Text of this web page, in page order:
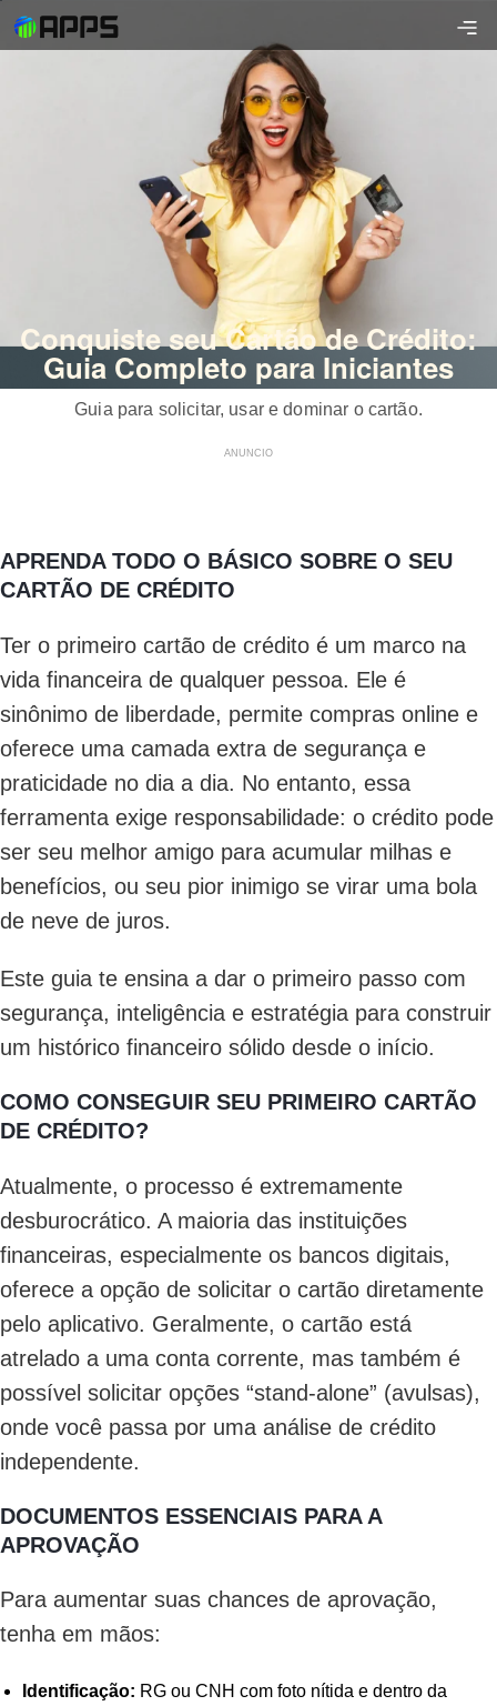
Conquiste seu Cartão de Crédito:
Guia Completo para Iniciantes
Guia para solicitar, usar e dominar o cartão.
ANUNCIO
APRENDA TODO O BÁSICO SOBRE O SEU
CARTÃO DE CRÉDITO
Ter o primeiro cartão de crédito é um marco na
vida financeira de qualquer pessoa. Ele é
sinônimo de liberdade, permite compras online e
oferece uma camada extra de segurança e
praticidade no dia a dia. No entanto, essa
ferramenta exige responsabilidade: o crédito pode
ser seu melhor amigo para acumular milhas e
benefícios, ou seu pior inimigo se virar uma bola
de neve de juros.
Este guia te ensina a dar o primeiro passo com
segurança, inteligência e estratégia para construir
um histórico financeiro sólido desde o início.
COMO CONSEGUIR SEU PRIMEIRO CARTÃO
DE CRÉDITO?
Atualmente, o processo é extremamente
desburocrático. A maioria das instituições
financeiras, especialmente os bancos digitais,
oferece a opção de solicitar o cartão diretamente
pelo aplicativo. Geralmente, o cartão está
atrelado a uma conta corrente, mas também é
possível solicitar opções “stand-alone” (avulsas),
onde você passa por uma análise de crédito
independente.
DOCUMENTOS ESSENCIAIS PARA A
APROVAÇÃO
Para aumentar suas chances de aprovação,
tenha em mãos:
Identificação: RG ou CNH com foto nítida e dentro da